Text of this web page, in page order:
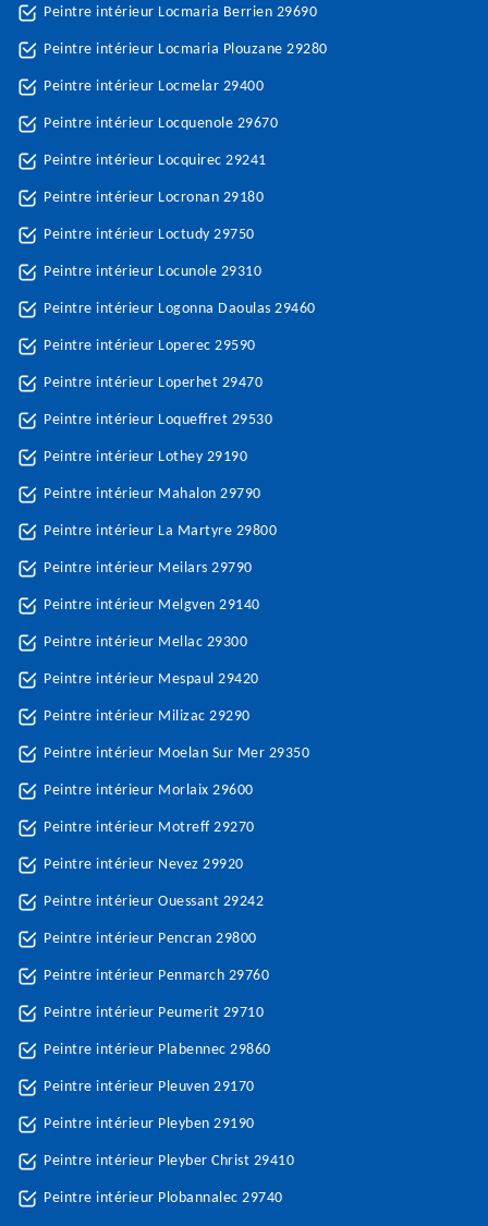
Peintre intérieur Locmaria Berrien 29690
Peintre intérieur Locmaria Plouzane 29280
Peintre intérieur Locmelar 29400
Peintre intérieur Locquenole 29670
Peintre intérieur Locquirec 29241
Peintre intérieur Locronan 29180
Peintre intérieur Loctudy 29750
Peintre intérieur Locunole 29310
Peintre intérieur Logonna Daoulas 29460
Peintre intérieur Loperec 29590
Peintre intérieur Loperhet 29470
Peintre intérieur Loqueffret 29530
Peintre intérieur Lothey 29190
Peintre intérieur Mahalon 29790
Peintre intérieur La Martyre 29800
Peintre intérieur Meilars 29790
Peintre intérieur Melgven 29140
Peintre intérieur Mellac 29300
Peintre intérieur Mespaul 29420
Peintre intérieur Milizac 29290
Peintre intérieur Moelan Sur Mer 29350
Peintre intérieur Morlaix 29600
Peintre intérieur Motreff 29270
Peintre intérieur Nevez 29920
Peintre intérieur Ouessant 29242
Peintre intérieur Pencran 29800
Peintre intérieur Penmarch 29760
Peintre intérieur Peumerit 29710
Peintre intérieur Plabennec 29860
Peintre intérieur Pleuven 29170
Peintre intérieur Pleyben 29190
Peintre intérieur Pleyber Christ 29410
Peintre intérieur Plobannalec 29740